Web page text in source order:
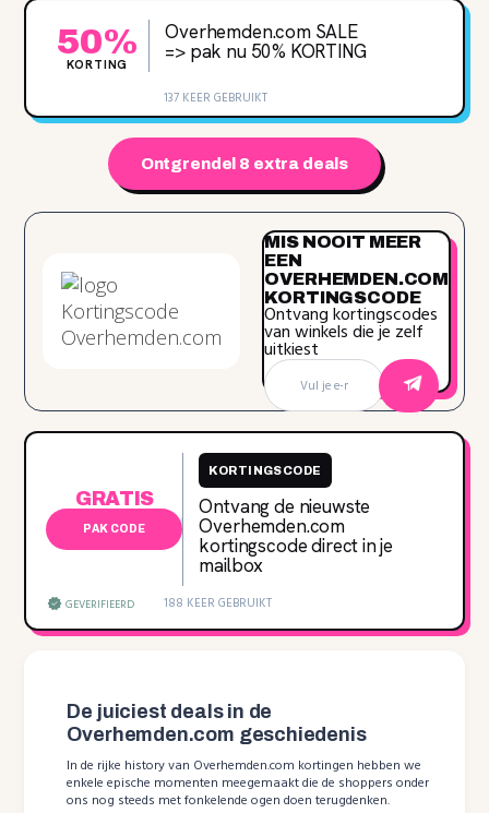
50%
KORTING
Overhemden.com SALE
=> pak nu 50% KORTING
137 KEER GEBRUIKT
Ontgrendel 8 extra deals
MIS NOOIT MEER
EEN
OVERHEMDEN.COM
KORTINGSCODE
Ontvang kortingscodes
van winkels die je zelf
uitkiest
GRATIS
PAK CODE
KORTINGSCODE
Ontvang de nieuwste
Overhemden.com
kortingscode direct in je
mailbox
GEVERIFIEERD 188 KEER GEBRUIKT
De juiciest deals in de
Overhemden.com geschiedenis
In de rijke history van Overhemden.com kortingen hebben we
enkele epische momenten meegemaakt die de shoppers onder
ons nog steeds met fonkelende ogen doen terugdenken.